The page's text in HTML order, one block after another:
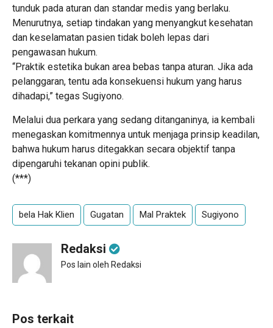
tunduk pada aturan dan standar medis yang berlaku.
Menurutnya, setiap tindakan yang menyangkut kesehatan
dan keselamatan pasien tidak boleh lepas dari
pengawasan hukum.
“Praktik estetika bukan area bebas tanpa aturan. Jika ada
pelanggaran, tentu ada konsekuensi hukum yang harus
dihadapi,” tegas Sugiyono.
Melalui dua perkara yang sedang ditanganinya, ia kembali
menegaskan komitmennya untuk menjaga prinsip keadilan,
bahwa hukum harus ditegakkan secara objektif tanpa
dipengaruhi tekanan opini publik.
(***)
bela Hak Klien Gugatan Mal Praktek Sugiyono
Redaksi
Pos lain oleh Redaksi
Pos terkait